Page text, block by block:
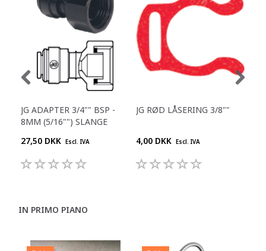
JG ADAPTER 3/4"" BSP -
8MM (5/16"") SLANGE
27,50 DKK Escl. IVA
JG RØD LÅSERING 3/8""
4,00 DKK Escl. IVA
IN PRIMO PIANO